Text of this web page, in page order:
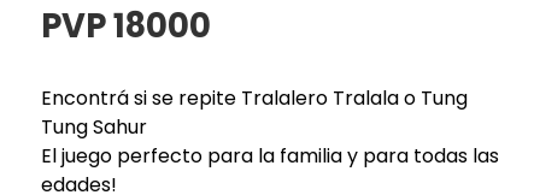
PVP 18000
Encontrá si se repite Tralalero Tralala o Tung
Tung Sahur
El juego perfecto para la familia y para todas las
edades!